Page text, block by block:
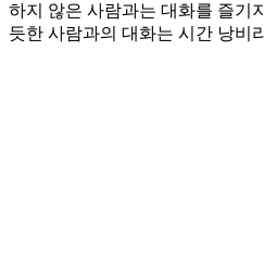
하지 않은 사람과는 대화를 즐기
듯한 사람과의 대화는 시간 낭비